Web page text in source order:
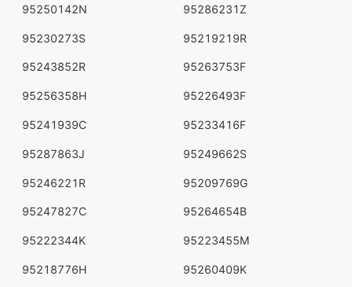
95250142N 95286231Z
95230273S 95219219R
95243852R 95263753F
95256358H 95226493F
95241939C 95233416F
95287863J 95249662S
95246221R 95209769G
95247827C 95264654B
95222344K 95223455M
95218776H 95260409K